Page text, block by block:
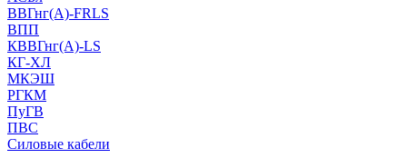
ВВГнг(А)-FRLS
ВПП
КВВГнг(А)-LS
КГ-ХЛ
МКЭШ
РГКМ
ПуГВ
ПВС
Силовые кабели